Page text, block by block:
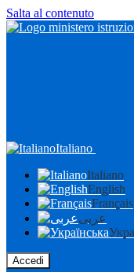
Salta al contenuto
Italiano
Italiano
English
Français
عربى
Accedi